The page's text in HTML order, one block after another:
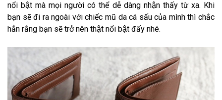
nổi bật mà mọi người có thể dễ dàng nhận thấy từ xa. Khi
bạn sẽ đi ra ngoài với chiếc mũ da cá sấu của mình thì chắc
hẳn rằng bạn sẽ trở nên thật nổi bật đấy nhé.